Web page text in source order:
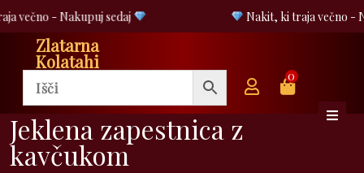
Skip
to
content
večno - Nakupuj sedaj Nakit, ki traja večno -
Zlatarna
Kolatahi
0
Jeklena zapestnica z
kavčukom